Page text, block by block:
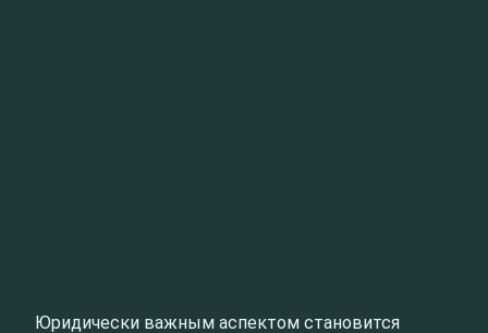
Юридически важным аспектом становится